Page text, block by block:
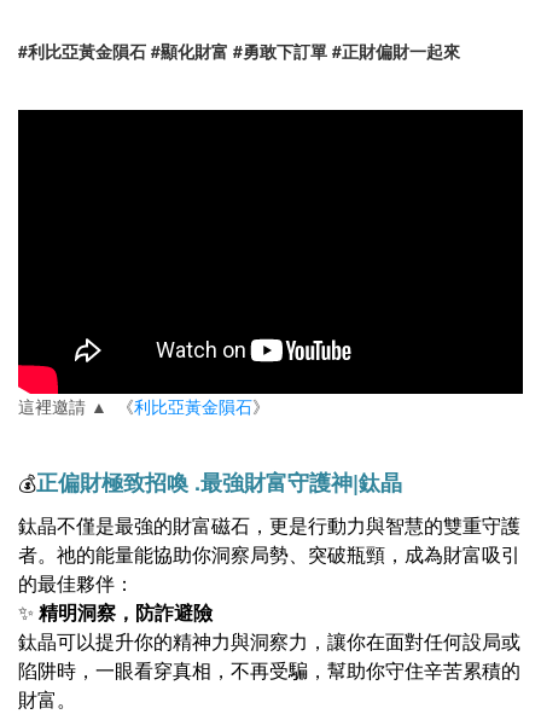
#利比亞黃金隕石 #顯化財富 #勇敢下訂單 #正財偏財一起來
這裡邀請 ▲ 《利比亞黃金隕石》
💰正偏財極致招喚 .最強財富守護神|鈦晶
鈦晶不僅是最強的財富磁石，更是行動力與智慧的雙重守護
者。祂的能量能協助你洞察局勢、突破瓶頸，成為財富吸引
的最佳夥伴：
✨ 精明洞察，防詐避險
鈦晶可以提升你的精神力與洞察力，讓你在面對任何設局或
陷阱時，一眼看穿真相，不再受騙，幫助你守住辛苦累積的
財富。